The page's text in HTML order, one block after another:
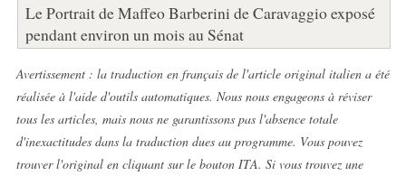
Le Portrait de Maffeo Barberini de Caravaggio exposé
pendant environ un mois au Sénat
Avertissement : la traduction en français de l'article original italien a été
réalisée à l'aide d'outils automatiques. Nous nous engageons à réviser
tous les articles, mais nous ne garantissons pas l'absence totale
d'inexactitudes dans la traduction dues au programme. Vous pouvez
trouver l'original en cliquant sur le bouton ITA. Si vous trouvez une